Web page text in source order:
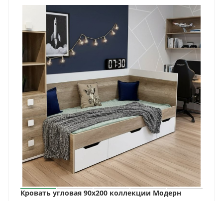
Кровать угловая 90х200 коллекции Модерн